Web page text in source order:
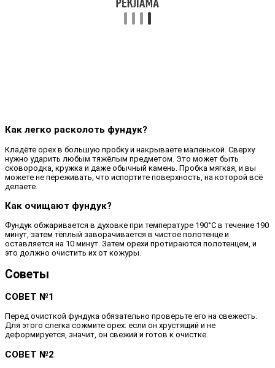
Как легко расколоть фундук?
Кладёте орех в большую пробку и накрываете маленькой. Сверху
нужно ударить любым тяжёлым предметом. Это может быть
сковородка, кружка и даже обычный камень. Пробка мягкая, и вы
можете не переживать, что испортите поверхность, на которой всё
делаете.
Как очищают фундук?
Фундук обжаривается в духовке при температуре 190°C в течение 190
минут, затем тёплый заворачивается в чистое полотенце и
оставляется на 10 минут. Затем орехи протираются полотенцем, и
это должно очистить их от кожуры.
Советы
СОВЕТ №1
Перед очисткой фундука обязательно проверьте его на свежесть.
Для этого слегка сожмите орех: если он хрустящий и не
деформируется, значит, он свежий и готов к очистке.
СОВЕТ №2